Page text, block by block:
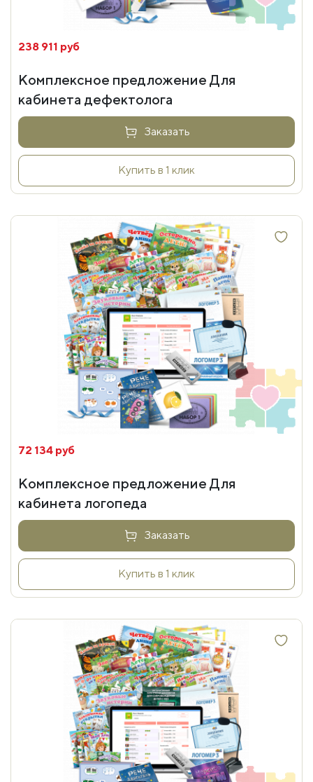
238 911 руб
Комплексное предложение Для
кабинета дефектолога
Заказать
Купить в 1 клик
72 134 руб
Комплексное предложение Для
кабинета логопеда
Заказать
Купить в 1 клик